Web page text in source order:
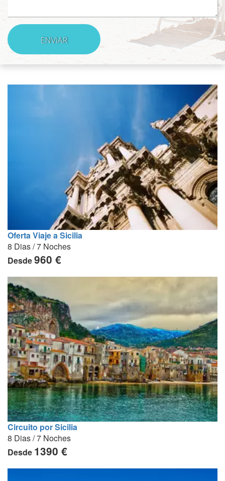
Oferta Viaje a Sicilia
8 Dias / 7 Noches
Desde960 €
Circuito por Sicilia
8 Dias / 7 Noches
Desde 1390 €